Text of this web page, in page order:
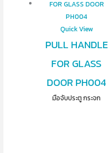
Quick View
PULL HANDLE
FOR GLASS
DOOR PH004
มือจับประตู กระจก